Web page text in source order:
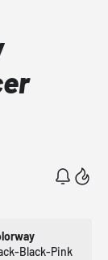
Black-Pink